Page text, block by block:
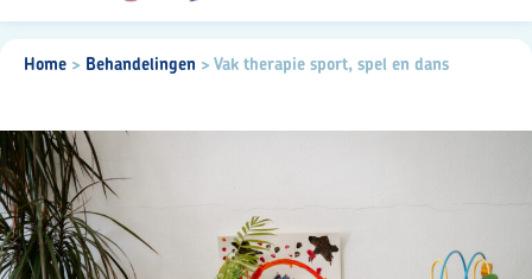
Over ons
Praktische informatie
Home > Behandelingen > Vak therapie sport, spel en dans